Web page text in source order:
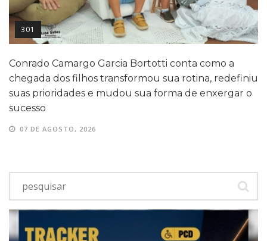
301
Conrado Camargo Garcia Bortotti conta como a
chegada dos filhos transformou sua rotina, redefiniu
suas prioridades e mudou sua forma de enxergar o
sucesso
07 DE AGOSTO, 2026